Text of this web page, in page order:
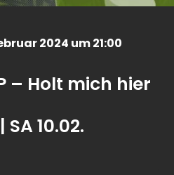
2024 um 21:00
– Holt mich hier
10.02.